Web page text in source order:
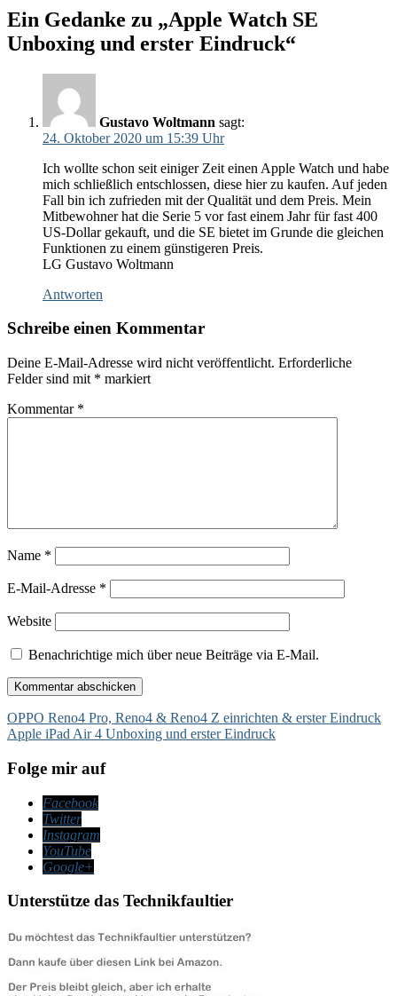
Ein Gedanke zu „Apple Watch SE
Unboxing und erster Eindruck“
Gustavo Woltmann sagt:
24. Oktober 2020 um 15:39 Uhr
Ich wollte schon seit einiger Zeit einen Apple Watch und habe
mich schließlich entschlossen, diese hier zu kaufen. Auf jeden
Fall bin ich zufrieden mit der Qualität und dem Preis. Mein
Mitbewohner hat die Serie 5 vor fast einem Jahr für fast 400
US-Dollar gekauft, und die SE bietet im Grunde die gleichen
Funktionen zu einem günstigeren Preis.
LG Gustavo Woltmann
Antworten
Schreibe einen Kommentar
Deine E-Mail-Adresse wird nicht veröffentlicht. Erforderliche
Felder sind mit * markiert
Kommentar *
Name *
E-Mail-Adresse *
Website
Benachrichtige mich über neue Beiträge via E-Mail.
Beitragsnavigation
OPPO Reno4 Pro, Reno4 & Reno4 Z einrichten & erster Eindruck
Apple iPad Air 4 Unboxing und erster Eindruck
Folge mir auf
Facebook
Twitter
Instagram
YouTube
Google+
Unterstütze das Technikfaultier